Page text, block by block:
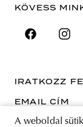
A weboldal
KÖVESS
IRATKOZZ
EMAIL CÍM